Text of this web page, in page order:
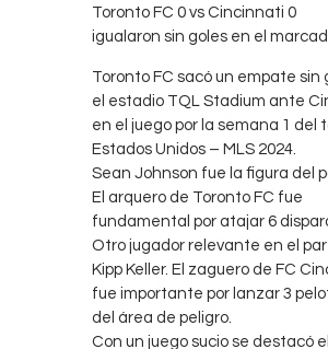
Toronto FC 0 vs Cincinnati 0
igualaron sin goles en el
Toronto FC sacó un empate sin
el estadio TQL Stadium ante
en el juego por la semana 1 del
Estados Unidos – MLS 2024.
Sean Johnson fue la figura del
El arquero de Toronto FC fue
fundamental por atajar 6
Otro jugador relevante en el
Kipp Keller. El zaguero de FC
fue importante por lanzar 3
del área de peligro.
Con un juego sucio se destacó